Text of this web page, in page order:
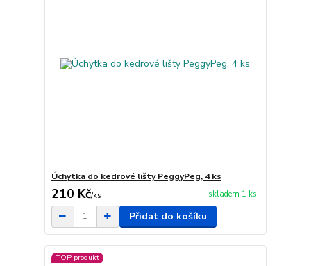
Úchytka do kedrové lišty PeggyPeg, 4 ks
210 Kč/ks skladem 1 ks
Přidat do košíku
TOP produkt